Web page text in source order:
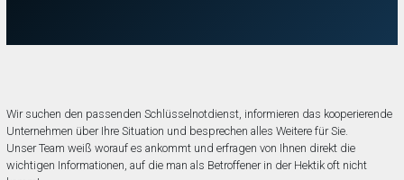
Wir suchen den passenden Schlüsselnotdienst, informieren das kooperierende
Unternehmen über Ihre Situation und besprechen alles Weitere für Sie.
Unser Team weiß worauf es ankommt und erfragen von Ihnen direkt die
wichtigen Informationen, auf die man als Betroffener in der Hektik oft nicht